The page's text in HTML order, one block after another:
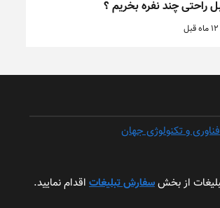
راحتی چند نفره بخریم ؟
و تکنولوژی جهان
از بخشسفارش تبلیغات اقدام نمایید.